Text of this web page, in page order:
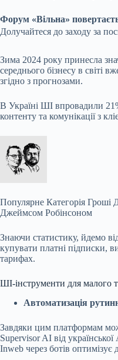
Форум «Вільна»
Долучайтеся до заходу за
Зима 2024 року принесла
середнього бізнесу в світі
згідно з прогнозами.
В Україні ШІ впровадили
контенту та комунікації з
Популярне Категорія Гроші
Джеймсом Робінсоном
Знаючи статистику, йдемо
купувати платні підписки,
тарифах.
ШІ-інструменти для малого
Автоматизація
Завдяки цим платформам
Supervisor AI від
Inweb через ботів